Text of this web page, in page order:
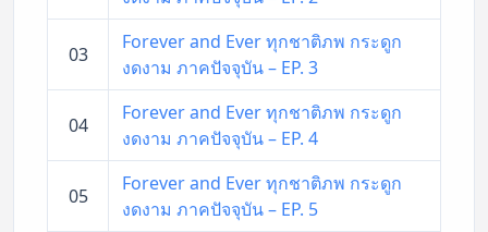
03
Forever and Ever ทุกชาติภพ กระดูก
งดงาม ภาคปัจจุบัน – EP. 3
04
Forever and Ever ทุกชาติภพ กระดูก
งดงาม ภาคปัจจุบัน – EP. 4
05
Forever and Ever ทุกชาติภพ กระดูก
งดงาม ภาคปัจจุบัน – EP. 5